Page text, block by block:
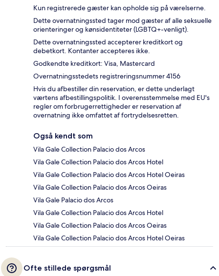
Kun registrerede gæster kan opholde sig på værelserne.
Dette overnatningssted tager mod gæster af alle seksuelle
orienteringer og kønsidentiteter (LGBTQ+-venligt).
Dette overnatningssted accepterer kreditkort og
debetkort. Kontanter accepteres ikke.
Godkendte kreditkort: Visa, Mastercard
Overnatningsstedets registreringsnummer 4156
Hvis du afbestiller din reservation, er dette underlagt
værtens afbestillingspolitik. I overensstemmelse med EU's
regler om forbrugerrettigheder er reservation af
overnatning ikke omfattet af fortrydelsesretten.
Også kendt som
Vila Gale Collection Palacio dos Arcos
Vila Gale Collection Palacio dos Arcos Hotel
Vila Gale Collection Palacio dos Arcos Hotel Oeiras
Vila Gale Collection Palacio dos Arcos Oeiras
Vila Gale Palacio dos Arcos
Vila Gale Collection Palacio dos Arcos Hotel
Vila Gale Collection Palacio dos Arcos Oeiras
Vila Gale Collection Palacio dos Arcos Hotel Oeiras
Ofte stillede spørgsmål